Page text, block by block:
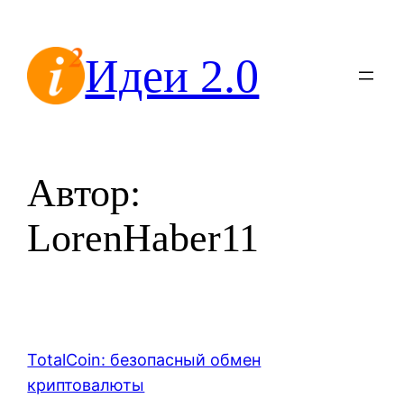
содержимомуИдеи 2.0
Автор:
LorenHaber11
TotalCoin: безопасный обмен
криптовалюты